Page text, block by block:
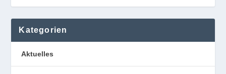
Kategorien
Aktuelles